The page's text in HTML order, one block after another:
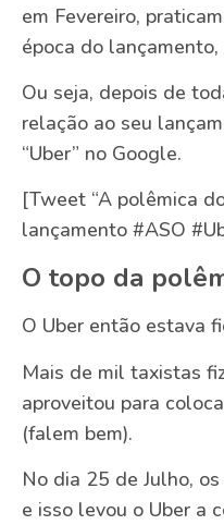
em Fevereiro,
época do
Ou seja, depois de
relação ao seu
“Uber” no Google.
[Tweet “A polêmica
lançamento #ASO
O topo da
O Uber então estava
Mais de mil taxistas
aproveitou para
(falem bem).
No dia 25 de Julho,
e isso levou o Uber a